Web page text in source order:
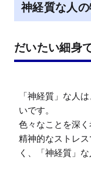
神経質な人
だいたい細身
「神経質」な人
いです。
色々なことを深く
精神的なストレ
く、「神経質」